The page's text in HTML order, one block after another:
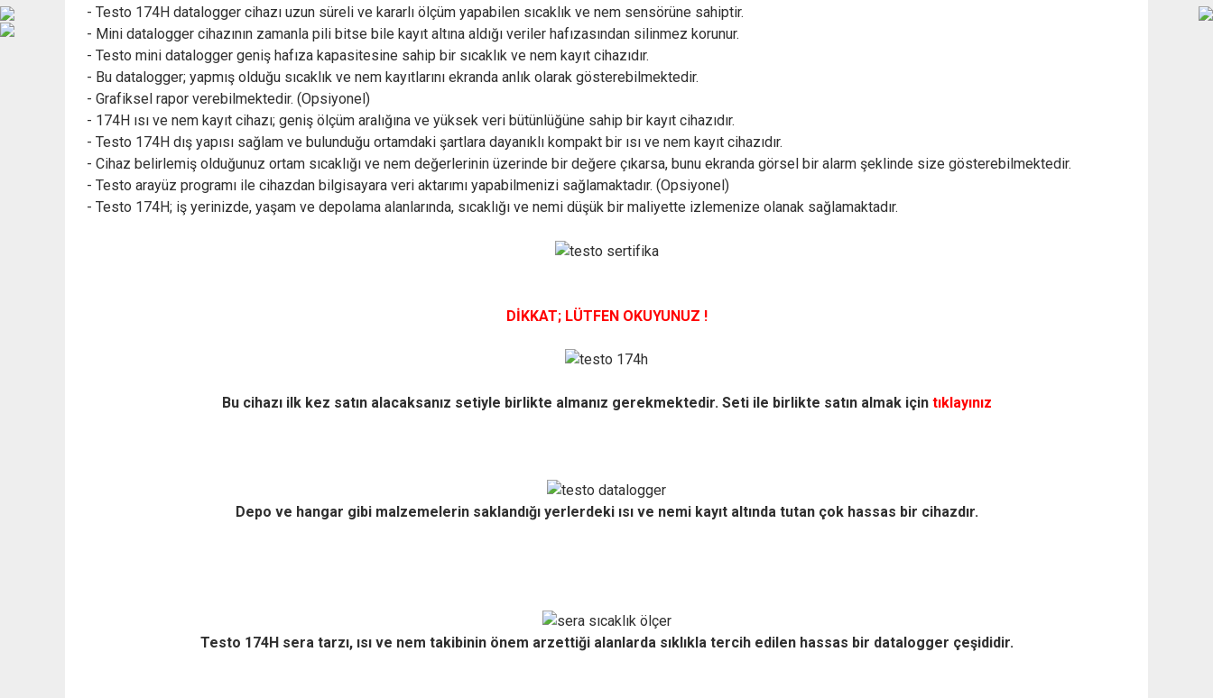
- Testo 174H datalogger cihazı uzun süreli ve kararlı ölçüm yapabilen sıcaklık ve nem sensörüne sahiptir.
- Mini datalogger cihazının zamanla pili bitse bile kayıt altına aldığı veriler hafızasından silinmez korunur.
- Testo mini datalogger geniş hafıza kapasitesine sahip bir sıcaklık ve nem kayıt cihazıdır.
- Bu datalogger; yapmış olduğu sıcaklık ve nem kayıtlarını ekranda anlık olarak gösterebilmektedir.
- Grafiksel rapor verebilmektedir. (Opsiyonel)
- 174H ısı ve nem kayıt cihazı; geniş ölçüm aralığına ve yüksek veri bütünlüğüne sahip bir kayıt cihazıdır.
- Testo 174H dış yapısı sağlam ve bulunduğu ortamdaki şartlara dayanıklı kompakt bir ısı ve nem kayıt cihazıdır.
- Cihaz belirlemiş olduğunuz ortam sıcaklığı ve nem değerlerinin üzerinde bir değere çıkarsa, bunu ekranda görsel bir alarm şeklinde size gösterebilmektedir.
- Testo arayüz programı ile cihazdan bilgisayara veri aktarımı yapabilmenizi sağlamaktadır. (Opsiyonel)
- Testo 174H; iş yerinizde, yaşam ve depolama alanlarında, sıcaklığı ve nemi düşük bir maliyette izlemenize olanak sağlamaktadır.
DİKKAT; LÜTFEN OKUYUNUZ !
Bu cihazı ilk kez satın alacaksanız setiyle birlikte almanız gerekmektedir. Seti ile birlikte satın almak için tıklayınız
Depo ve hangar gibi malzemelerin saklandığı yerlerdeki ısı ve nemi kayıt altında tutan çok hassas bir cihazdır.
Testo 174H sera tarzı, ısı ve nem takibinin önem arzettiği alanlarda sıklıkla tercih edilen hassas bir datalogger çeşididir.